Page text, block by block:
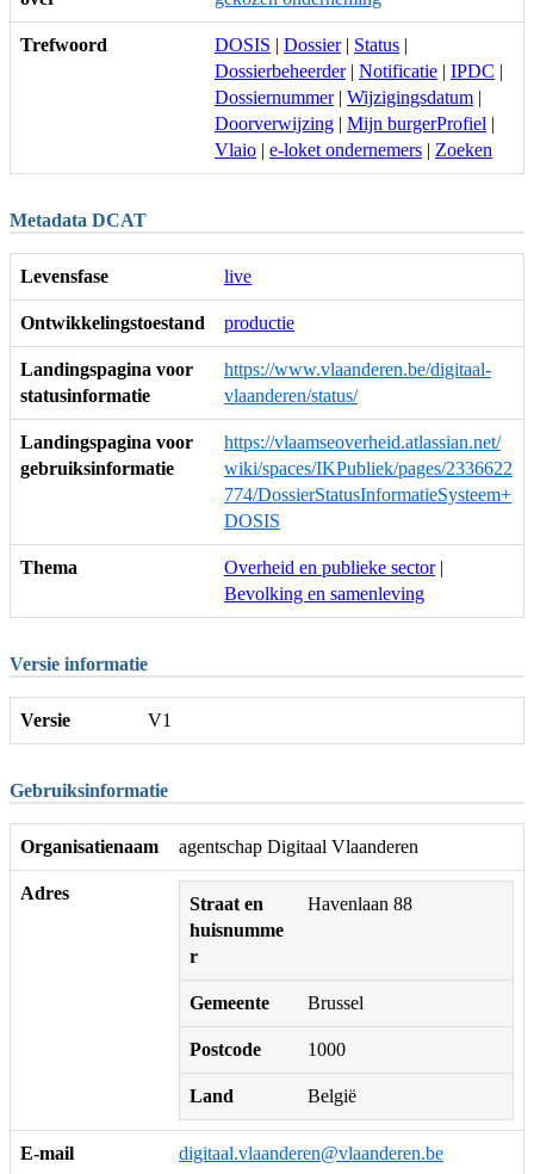
Trefwoord DOSIS | Dossier| Status |
Dossierbeheerder| Notificatie | IPDC |
Dossiernummer| Wijzigingsdatum |
Doorverwijzing | Mijn burgerProfiel |
Vlaio | e-loket ondernemers | Zoeken
Metadata DCAT
Levensfase live
Ontwikkelingstoestand productie
Landingspagina voor
statusinformatie
https://www.vlaanderen.be/digitaal-
vlaanderen/status/
Landingspagina voor
gebruiksinformatie
https://vlaamseoverheid.atlassian.net/
wiki/spaces/IKPubliek/pages/2336622
774/DossierStatusInformatieSysteem+
DOSIS
Thema Overheid en publieke sector|
Bevolking en samenleving
Versie informatie
Versie V1
Gebruiksinformatie
Organisatienaam agentschap Digitaal Vlaanderen
Adres
Straat en
huisnumme
r
Havenlaan 88
Gemeente Brussel
Postcode 1000
Land België
E-mail digitaal.vlaanderen@vlaanderen.be